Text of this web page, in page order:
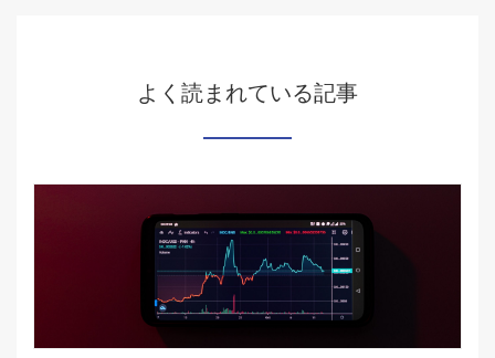
よく読まれている記事